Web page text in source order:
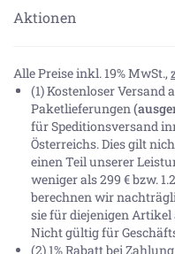
Aktionen
Alle Preise inkl. 19% MwSt.,
(1) Kostenloser Versand
Paketlieferungen
für Speditionsversand
Österreichs. Dies gilt
einen Teil unserer
weniger als 299 € bzw.
berechnen wir
sie für diejenigen Artikel
Nicht gültig für
(2) 1% Rabatt bei